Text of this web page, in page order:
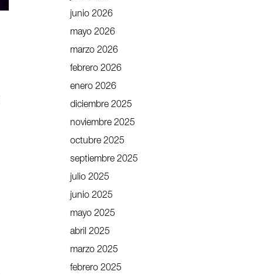
junio 2026
mayo 2026
marzo 2026
febrero 2026
enero 2026
diciembre 2025
noviembre 2025
octubre 2025
septiembre 2025
julio 2025
junio 2025
mayo 2025
abril 2025
marzo 2025
febrero 2025